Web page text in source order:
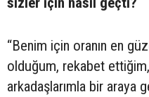
“Benim için oranın en
olduğum, rekabet
arkadaşlarımla bir araya